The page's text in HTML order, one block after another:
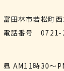
富田林市若松町
電話番号
0721-
昼 AM11時30〜